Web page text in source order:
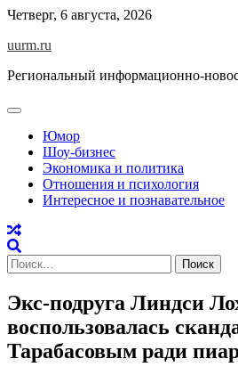
Skip
content
Четверг, 6 августа, 2026
uurm.ru
Региональный информационно-
Юмор
Шоу-бизнес
Экономика и политика
Отношения и психология
Интересное и познавательное
Найти:
Экс-подруга Линдси
воспользовалась
Тарабасовым ради